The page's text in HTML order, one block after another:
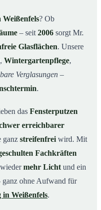
? Ob
– seit 2006 sorgt Mr.
Glasflächen. Unsere
, Wintergartenpflege,
Verglasungen –
.
das Fensterputzen
erreichbarer
ganz streifenfrei wird. Mit
Fachkräften
mehr Licht und ein
ganz ohne Aufwand für
Weißenfels.